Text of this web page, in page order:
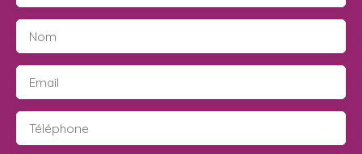
Nom
Email
Téléphone